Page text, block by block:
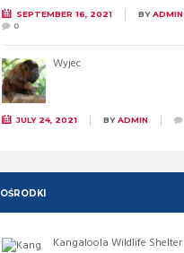
SEPTEMBER 16, 2021 BYADMIN
0
Wyjec
JULY 24, 2021 BYADMIN
OŚRODKI
Kangaloola Wildlife Shelter